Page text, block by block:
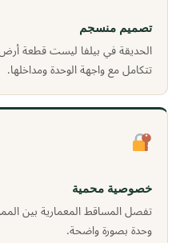
تصميم منسجم
الحديقة في بيلفا ليست قطعة
تتكامل مع واجهة الوحدة ومداخلها.
خصوصية محمية
تفصل المساقط المعمارية بين
وحدة بصورة واضحة.